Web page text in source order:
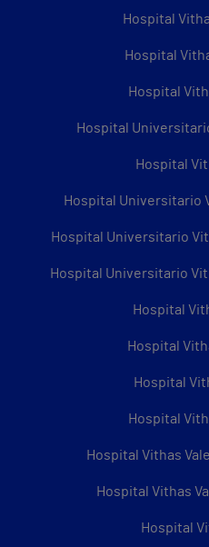
Hospital
Hospital
Hospital
Hospital
Hospital
Hospital Universitario
Hospital Universitario
Hospital Universitario
Hospital
Hospital
Hospital
Hospital
Hospital Vithas
Hospital Vithas
Hospital